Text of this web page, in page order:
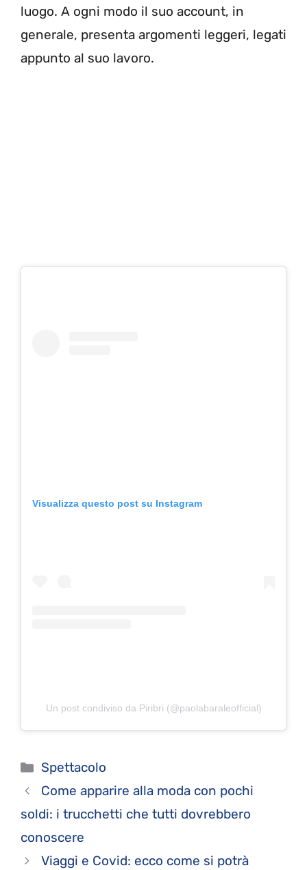
luogo. A ogni modo il suo account, in
generale, presenta argomenti leggeri, legati
appunto al suo lavoro.
Visualizza questo post su Instagram
Un post condiviso da Piribri (@paolabaraleofficial)
Categorie
Spettacolo
Come apparire alla moda con pochi
soldi: i trucchetti che tutti dovrebbero
conoscere
Viaggi e Covid: ecco come si potrà